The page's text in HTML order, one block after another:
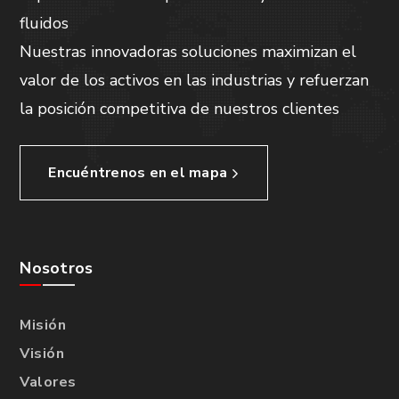
fluidos
Nuestras innovadoras soluciones maximizan el
valor de los activos en las industrias y refuerzan
la posición competitiva de nuestros clientes
Encuéntrenos en el mapa
Nosotros
Misión
Visión
Valores